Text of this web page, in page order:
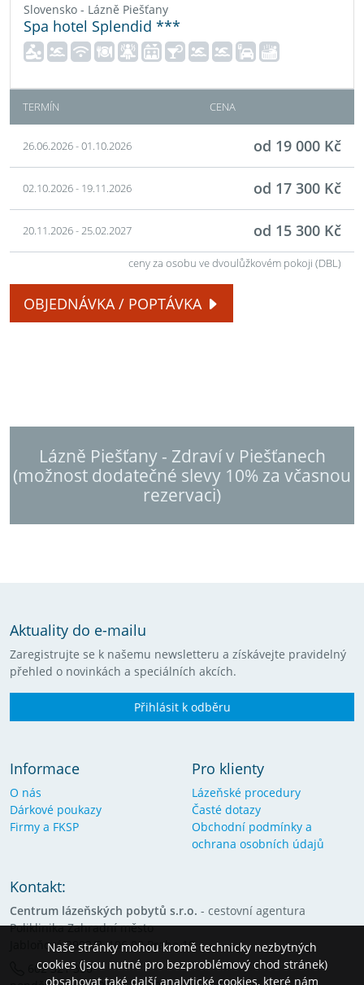
Naše stránky mohou kromě technicky nezbytných
cookies (jsou nutné pro bezproblémový chod stránek)
obsahovat také další analytické cookies, které nám
Slovensko - Lázně Piešťany
Spa hotel Splendid ***
TERMÍN CENA
26.06.2026 - 01.10.2026 od 19 000 Kč
02.10.2026 - 19.11.2026 od 17 300 Kč
20.11.2026 - 25.02.2027 od 15 300 Kč
ceny za osobu ve dvoulůžkovém pokoji (DBL)
OBJEDNÁVKA / POPTÁVKA
Lázně Piešťany - Zdraví v Piešťanech
(možnost dodatečné slevy 10% za včasnou
rezervaci)
Aktuality do e-mailu
Zaregistrujte se k našemu newsletteru a získávejte pravidelný
přehled o novinkách a speciálních akcích.
Přihlásit k odběru
Informace
O nás
Dárkové poukazy
Firmy a FKSP
Pro klienty
Lázeňské procedury
Časté dotazy
Obchodní podmínky a
ochrana osobních údajů
Kontakt:
Centrum lázeňských pobytů s.r.o. - cestovní agentura
Poliklinika Zahradní město
Jabloňová 2992/8, 106 00 Praha 10
602 321 350